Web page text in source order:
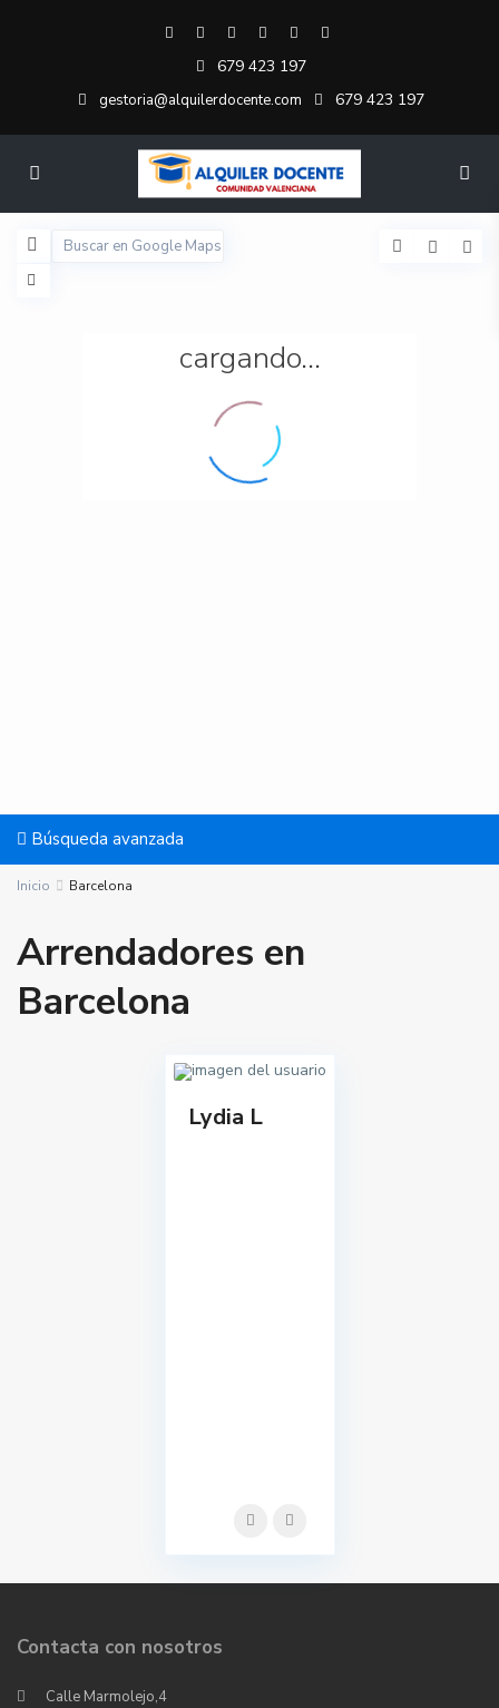
679 423 197
gestoria@alquilerdocente.com 679 423 197
cargando...
Búsqueda avanzada
Inicio Barcelona
Arrendadores en
Barcelona
Lydia L
Contacta con nosotros
Calle Marmolejo,4